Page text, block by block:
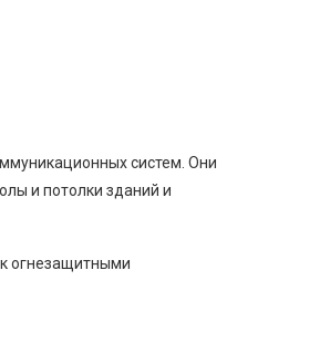
систем. Они
и потолки зданий и
огнезащитными